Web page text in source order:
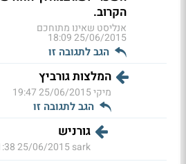
הקרוב.
אנליסט שאינו מתוחכם
25/06/2015 18:09
הגב לתגובה זו
המלצות גורביץ
מיקי25/06/2015 19:47
הגב לתגובה זו
גורניש
sark
25/06/2015 21:38